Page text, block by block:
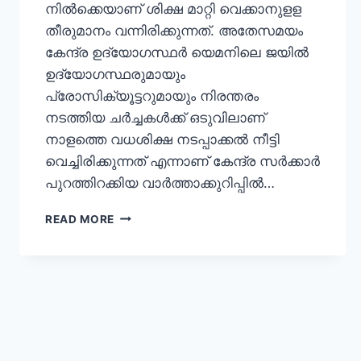
നില്‍ക്കെയാണ് ശിക്ഷ മാറ്റി വെക്കാനുളള
തീരുമാനം വന്നിരിക്കുന്നത്. അതേസമയം
കേന്ദ്ര ഉദ്യോഗസ്ഥര്‍ യെമനിലെ ജയില്‍
ഉദ്യോഗസ്ഥരുമായും
പ്രോസിക്യൂട്ടറുമായും നിരന്തരം
നടത്തിയ ചര്‍ച്ചകള്‍ക്ക് ഒടുവിലാണ്
നാളത്തെ വധശിക്ഷ നടപ്പാക്കല്‍ നീട്ടി
വെച്ചിരിക്കുന്നത് എന്നാണ് കേന്ദ്ര സര്‍ക്കാര്‍
പുറത്തിറക്കിയ വാര്‍ത്താക്കുറിപ്പില്‍…
READ MORE